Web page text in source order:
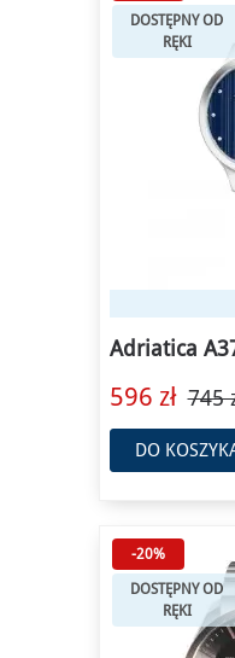
DOSTĘPNY OD
RĘKI
Adriatica
596 zł 745
DO
-20%
DOSTĘPNY OD
RĘKI